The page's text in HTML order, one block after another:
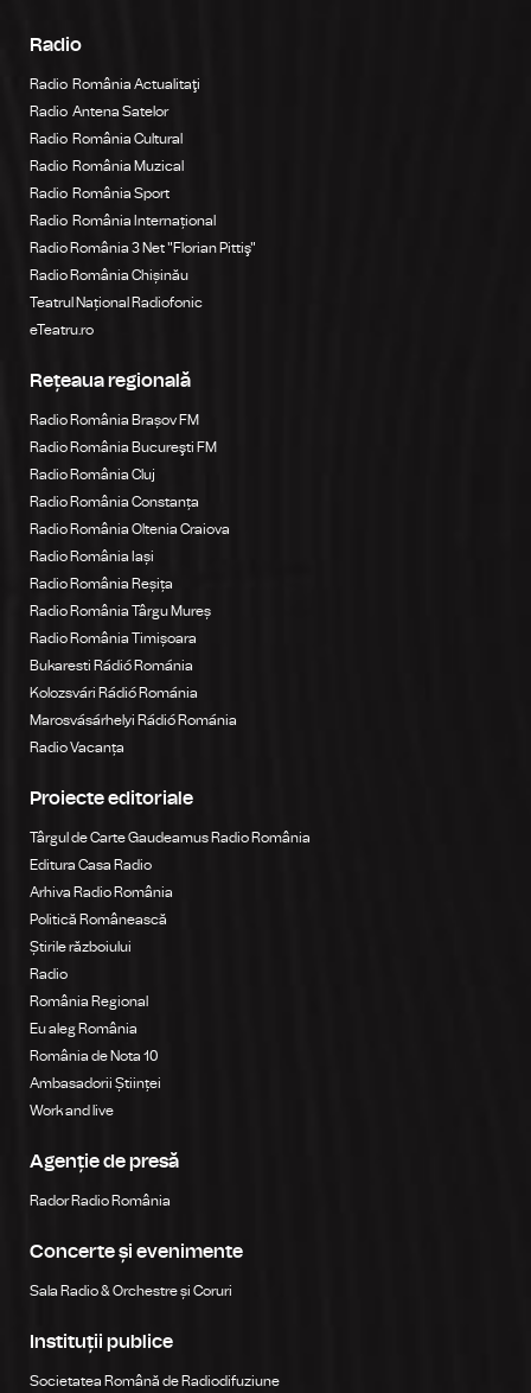
Radio
Radio România Actualitaţi
Radio Antena Satelor
Radio România Cultural
Radio România Muzical
Radio România Sport
Radio România Internațional
Radio România 3 Net "Florian Pittiş"
Radio România Chișinău
Teatrul Național Radiofonic
eTeatru.ro
Rețeaua regională
Radio România Brașov FM
Radio România Bucureşti FM
Radio România Cluj
Radio România Constanța
Radio România Oltenia Craiova
Radio România Iași
Radio România Reșița
Radio România Târgu Mureș
Radio România Timișoara
Bukaresti Rádió Románia
Kolozsvári Rádió Románia
Marosvásárhelyi Rádió Románia
Radio Vacanța
Proiecte editoriale
Târgul de Carte Gaudeamus Radio România
Editura Casa Radio
Arhiva Radio România
Politică Românească
Știrile războiului
Radio
România Regional
Eu aleg România
România de Nota 10
Ambasadorii Științei
Work and live
Agenție de presă
Rador Radio România
Concerte și evenimente
Sala Radio & Orchestre și Coruri
Instituții publice
Societatea Română de Radiodifuziune